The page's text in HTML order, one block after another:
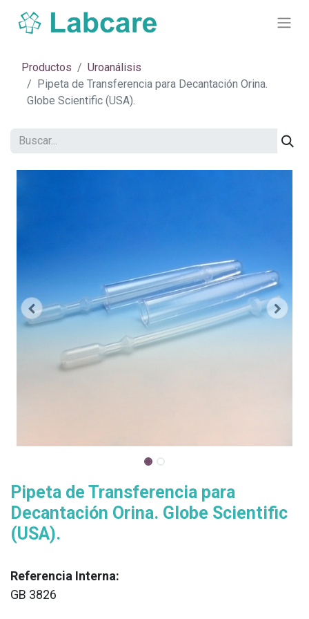
Productos
Uroanálisis
Pipeta de Transferencia para Decantación Orina.
Globe Scientific (USA).
Pipeta de Transferencia para
Decantación Orina. Globe Scientific
(USA).
Referencia Interna:
GB 3826